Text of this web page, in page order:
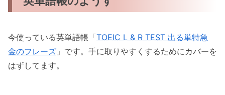
今使っている英単語帳「TOEIC L & R TEST 出る単特急
金のフレーズ 」です。手に取りやすくするためにカバーを
はずしてます。